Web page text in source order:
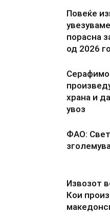
Повеќе
порасна
од 2026
храна и
увоз
ФАО:
Извозот
Кои